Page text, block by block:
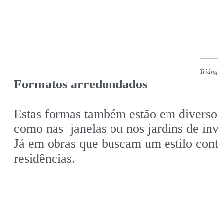
Formatos arredondados
Estas formas também estão em
como nas janelas ou nos jardins de
Já em obras que buscam um estilo
residências.